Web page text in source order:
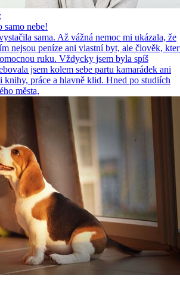
samo nebe!
sama. Až vážná nemoc mi ukázala, že
nejsou peníze ani vlastní byt, ale člověk,
ruku. Vždycky jsem byla spíš
jsem kolem sebe partu kamarádek ani
knihy, práce a hlavně klid. Hned po studiích
města,